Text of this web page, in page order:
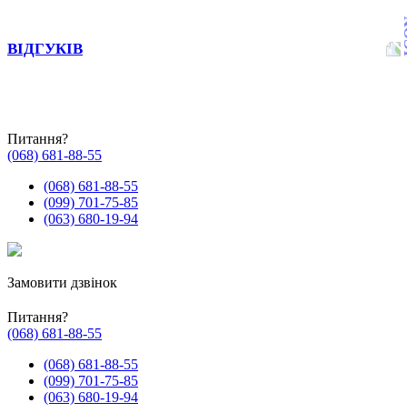
ВІДГУКІВ
Питання?
(068) 681-88-55
(068) 681-88-55
(099) 701-75-85
(063) 680-19-94
Замовити дзвінок
Питання?
(068) 681-88-55
(068) 681-88-55
(099) 701-75-85
(063) 680-19-94